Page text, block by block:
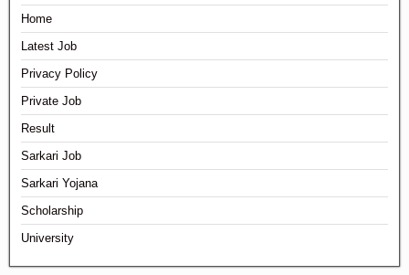
Home
Latest Job
Privacy Policy
Private Job
Result
Sarkari Job
Sarkari Yojana
Scholarship
University